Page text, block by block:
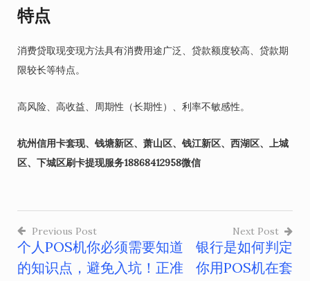
特点
消费贷取现变现方法具有消费用途广泛、贷款额度较高、贷款期
限较长等特点。
高风险、高收益、周期性（长期性）、利率不敏感性。
杭州信用卡套现、钱塘新区、萧山区、钱江新区、西湖区、上城
区、下城区刷卡提现服务18868412958微信
文
Previous Post
个人POS机你必须需要知道
的知识点，避免入坑！正准
Next Post
银行是如何判定
你用POS机在套